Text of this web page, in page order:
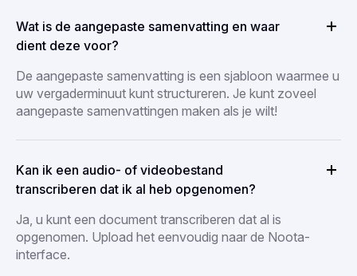
Wat is de aangepaste samenvatting en waar
dient deze voor?
De aangepaste samenvatting is een sjabloon waarmee u
uw vergaderminuut kunt structureren. Je kunt zoveel
aangepaste samenvattingen maken als je wilt!
Kan ik een audio- of videobestand
transcriberen dat ik al heb opgenomen?
Ja, u kunt een document transcriberen dat al is
opgenomen. Upload het eenvoudig naar de Noota-
interface.